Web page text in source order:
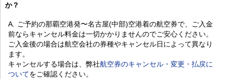
か？
ご予約の那覇空港発〜名古屋(中部)空港着の航空券で、ご入金
前ならキャンセル料金は一切かかりませんのでご安心ください。
ご入金後の場合は航空会社の券種やキャンセル日によって異なり
ます。
キャンセルする場合は、弊社航空券のキャンセル・変更・払戻に
ついてをご確認ください。